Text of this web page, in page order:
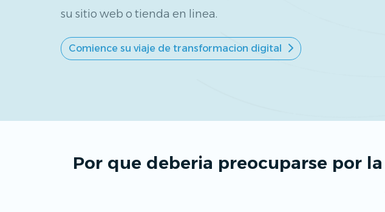
su sitio web o tienda en linea.
Comience su viaje de transformacion digital
Por que deberia preocuparse por